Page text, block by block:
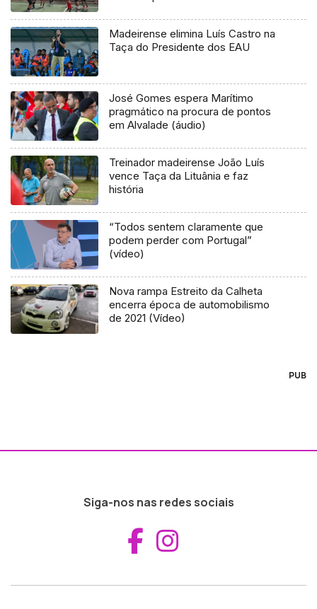
Madeirense elimina Luís Castro na
Taça do Presidente dos EAU
José Gomes espera Marítimo
pragmático na procura de pontos
em Alvalade (áudio)
Treinador madeirense João Luís
vence Taça da Lituânia e faz
história
“Todos sentem claramente que
podem perder com Portugal”
(vídeo)
Nova rampa Estreito da Calheta
encerra época de automobilismo
de 2021 (Vídeo)
PUB
Siga-nos nas redes sociais
Aceder ao